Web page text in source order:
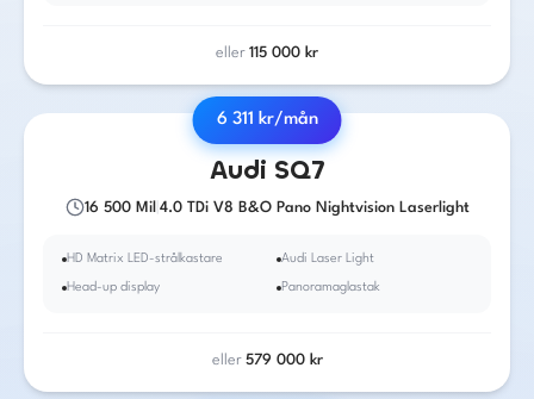
eller 115 000 kr
6 311 kr/mån
Audi SQ7
16 500Mil 4.0 TDi V8 B&O Pano Nightvision Laserlight
HD Matrix LED-strålkastare Audi Laser Light
Head-up display Panoramaglastak
eller 579 000kr